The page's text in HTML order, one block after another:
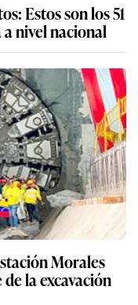
Estos son los 51
nivel nacional
Morales
la excavación